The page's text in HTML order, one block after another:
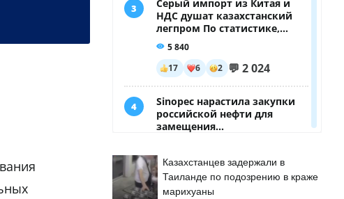
Казахстанцев задержали в
Таиланде по подозрению в краже
марихуаны